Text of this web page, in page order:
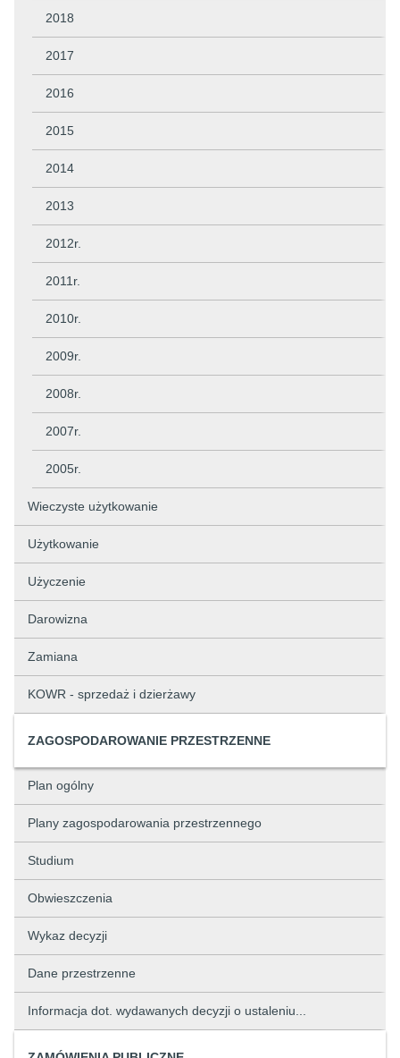
2018
2017
2016
2015
2014
2013
2012r.
2011r.
2010r.
2009r.
2008r.
2007r.
2005r.
Wieczyste użytkowanie
Użytkowanie
Użyczenie
Darowizna
Zamiana
KOWR - sprzedaż i dzierżawy
ZAGOSPODAROWANIE PRZESTRZENNE
Plan ogólny
Plany zagospodarowania przestrzennego
Studium
Obwieszczenia
Wykaz decyzji
Dane przestrzenne
Informacja dot. wydawanych decyzji o ustaleniu...